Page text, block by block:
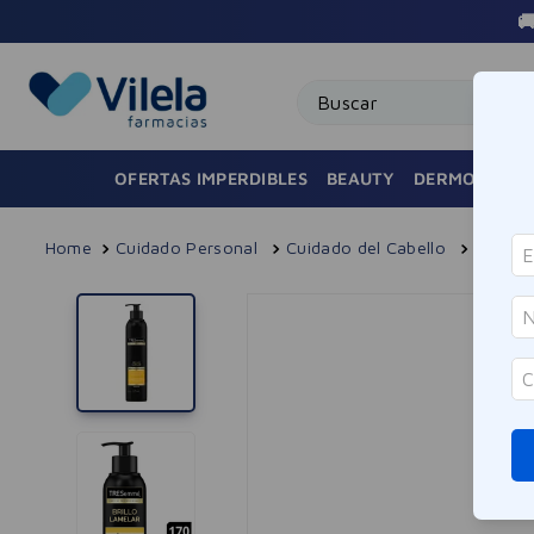
OFERTAS IMPERDIBLES BEAUTY
Cuidado Personal Cuidado del Cabello